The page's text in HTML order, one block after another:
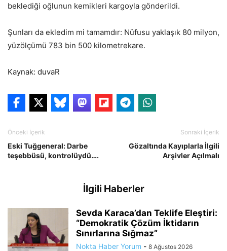
beklediği oğlunun kemikleri kargoyla gönderildi.
Şunları da ekledim mi tamamdır: Nüfusu yaklaşık 80 milyon,
yüzölçümü 783 bin 500 kilometrekare.
Kaynak: duvaR
Önceki İçerik
Eski Tuğgeneral: Darbe
teşebbüsü, kontrolüydü….
Sonraki İçerik
Gözaltında Kayıplarla İlgili
Arşivler Açılmalı
İlgili Haberler
Sevda Karaca’dan Teklife Eleştiri:
“Demokratik Çözüm İktidarın
Sınırlarına Sığmaz”
Nokta Haber Yorum - 8 Ağustos 2026